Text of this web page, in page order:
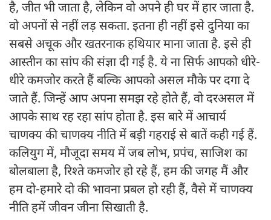
है, जीत भी जाता है, लेकिन वो अपने ही घर में हार जाता है.
वो अपनों से नहीं लड़ सकता. इतना ही नहीं इसे दुनिया का
सबसे अचूक और खतरनाक हथियार माना जाता है. इसे ही
आस्तीन का सांप की संज्ञा दी गई है. ये ना सिर्फ आपको धीरे-
धीरे कमजोर करते हैं बल्कि आपको असल मौके पर दगा दे
जाते हैं. जिन्हें आप अपना समझ रहे होते हैं, वो दरअसल में
आपके साथ रह रहा सांप होता है. इस बारे में आचार्य
चाणक्य की चाणक्य नीति में बड़ी गहराई से बातें कही गई हैं.
कलियुग में, मौजूदा समय में जब लोभ, प्रपंच, साजिश का
बोलबाला है, रिश्ते कमजोर हो रहे हैं, हम की जगह मैं और
हम दो-हमारे दो की भावना प्रबल हो रही हैं, वैसे में चाणक्य
नीति हमें जीवन जीना सिखाती है.